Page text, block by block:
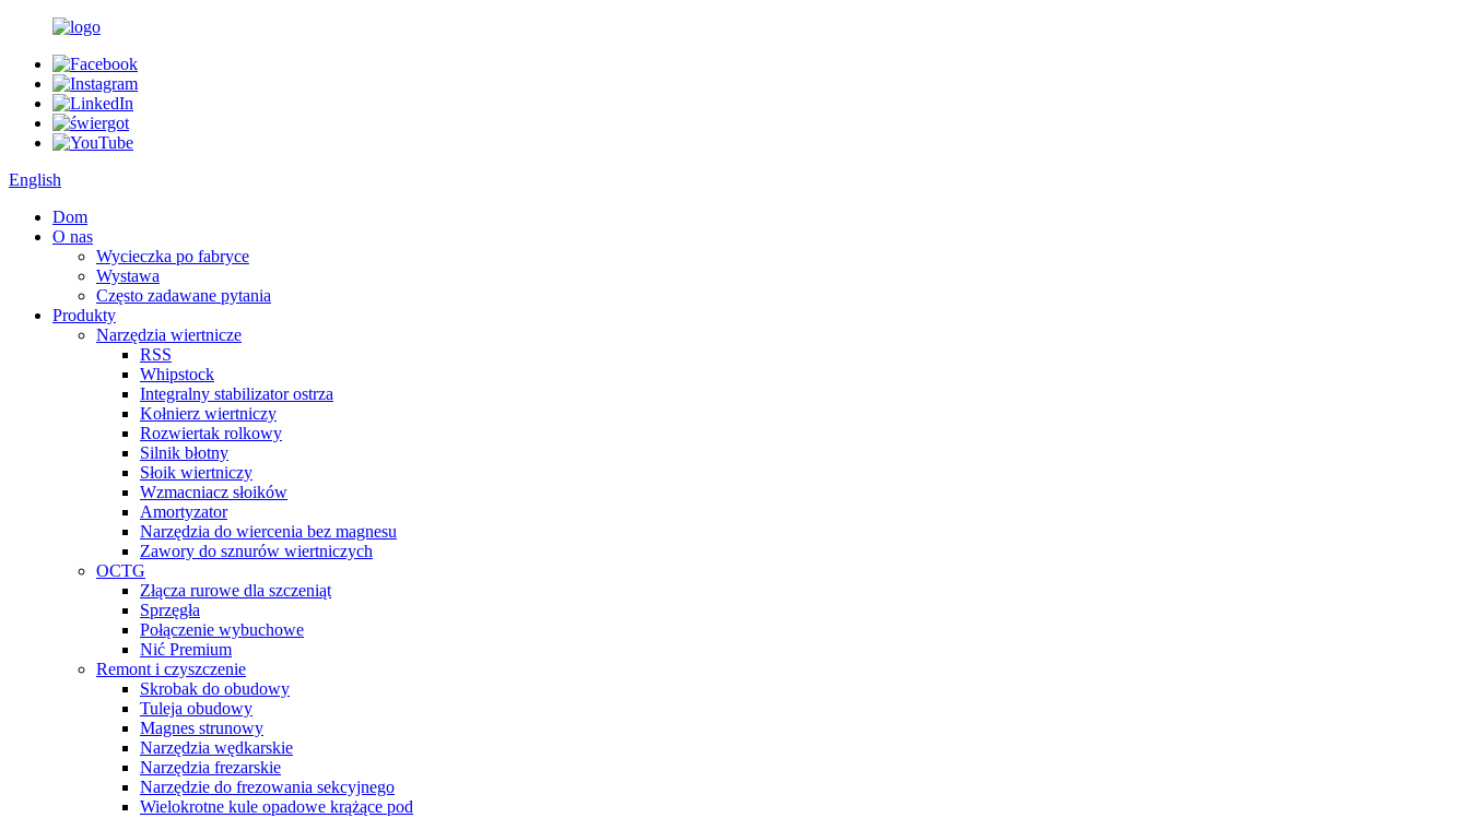
English
Dom
O nas
Wycieczka po fabryce
Wystawa
Często zadawane pytania
Produkty
Narzędzia wiertnicze
RSS
Whipstock
Integralny stabilizator ostrza
Kołnierz wiertniczy
Rozwiertak rolkowy
Silnik błotny
Słoik wiertniczy
Wzmacniacz słoików
Amortyzator
Narzędzia do wiercenia bez magnesu
Zawory do sznurów wiertniczych
OCTG
Złącza rurowe dla szczeniąt
Sprzęgła
Połączenie wybuchowe
Nić Premium
Remont i czyszczenie
Skrobak do obudowy
Tuleja obudowy
Magnes strunowy
Narzędzia wędkarskie
Narzędzia frezarskie
Narzędzie do frezowania sekcyjnego
Wielokrotne kule opadowe krążące pod